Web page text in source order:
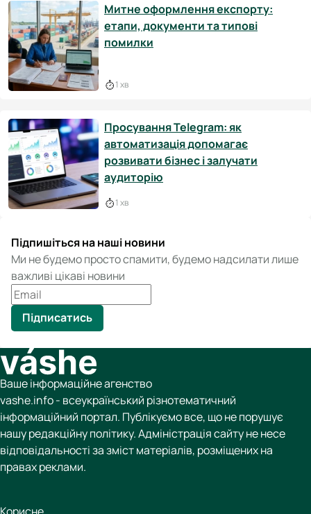
Митне оформлення експорту:
етапи, документи та типові
помилки
1 хв
Просування Telegram: як
автоматизація допомагає
розвивати бізнес і залучати
аудиторію
1 хв
Підпишіться на наші новини
Ми не будемо просто спамити, будемо надсилати лише
важливі цікаві новини
Підписатись
Ваше інформаційне агенство
vashe.info - всеукраїнський різнотематичний
інформаційний портал. Публікуємо все, що не порушує
нашу редакційну політику. Адміністрація сайту не несе
відповідальності за зміст матеріалів, розміщених на
правах реклами.